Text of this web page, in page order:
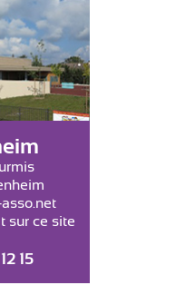
sur ce site
15